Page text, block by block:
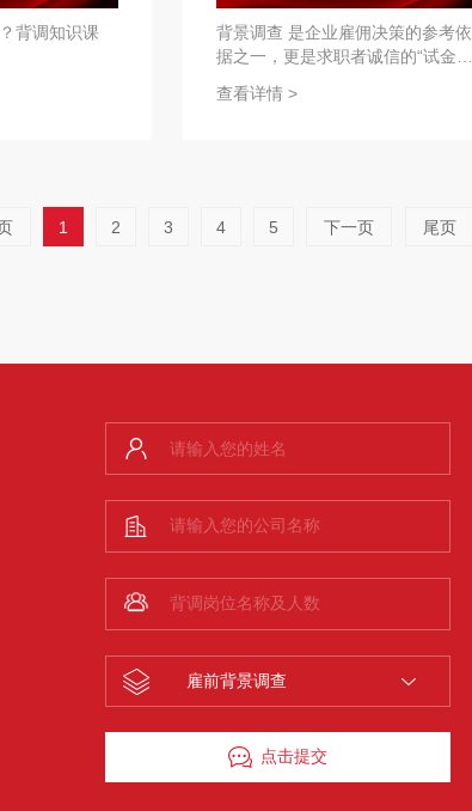
背调知识课
背景调查 是企业雇佣决策的参考依
据之一，更是求职者诚信的“试金
查看详情 >
1 2 3 4 5 下一页 尾页
雇前背景调查
点击提交